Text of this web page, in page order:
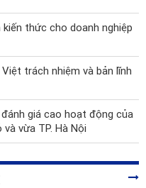
thức cho doanh nghiệp
trách nhiệm và bản lĩnh
giá cao hoạt động của
vừa TP. Hà Nội